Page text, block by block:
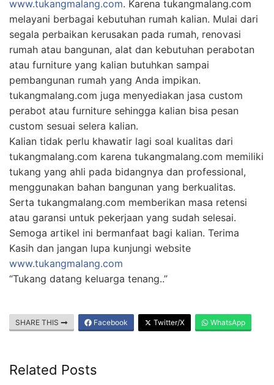
www.tukangmalang.com. Karena tukangmalang.com
melayani berbagai kebutuhan rumah kalian. Mulai dari
segala perbaikan kerusakan pada rumah, renovasi
rumah atau bangunan, alat dan kebutuhan perabotan
atau furniture yang kalian butuhkan sampai
pembangunan rumah yang Anda impikan.
tukangmalang.com juga menyediakan jasa custom
perabot atau furniture sehingga kalian bisa pesan
custom sesuai selera kalian.
Kalian tidak perlu khawatir lagi soal kualitas dari
tukangmalang.com karena tukangmalang.com memiliki
tukang yang ahli pada bidangnya dan professional,
menggunakan bahan bangunan yang berkualitas.
Serta tukangmalang.com memberikan masa retensi
atau garansi untuk pekerjaan yang sudah selesai.
Semoga artikel ini bermanfaat bagi kalian. Terima
Kasih dan jangan lupa kunjungi website
www.tukangmalang.com
“Tukang datang keluarga tenang..”
SHARE THIS Facebook Twitter/X WhatsApp
Related Posts